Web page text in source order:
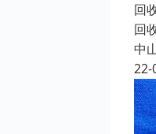
回
回
中
22-